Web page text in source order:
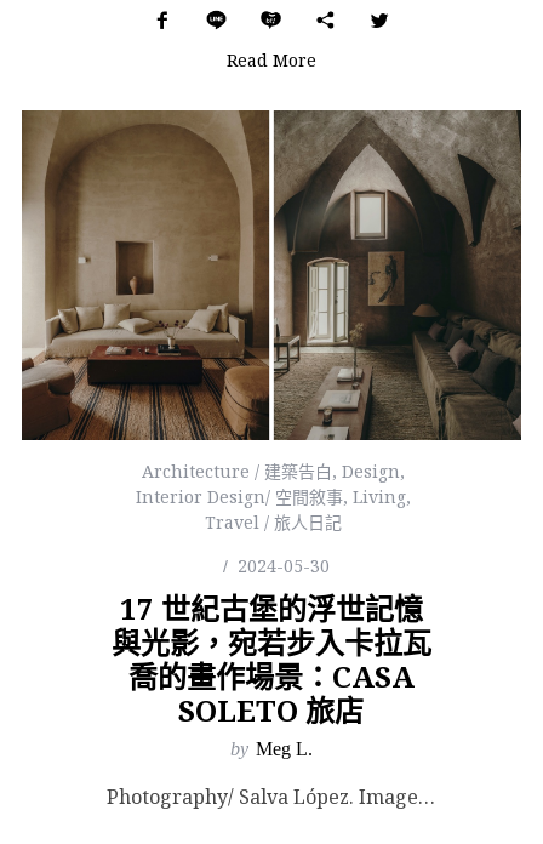
Read More
Architecture / 建築告白, Design,
Interior Design/ 空間敘事, Living,
Travel / 旅人日記
2024-05-30
17 世紀古堡的浮世記憶
與光影，宛若步入卡拉瓦
喬的畫作場景：CASA
SOLETO 旅店
by Meg L.
Photography/ Salva López. Images Courtesy of Studi...